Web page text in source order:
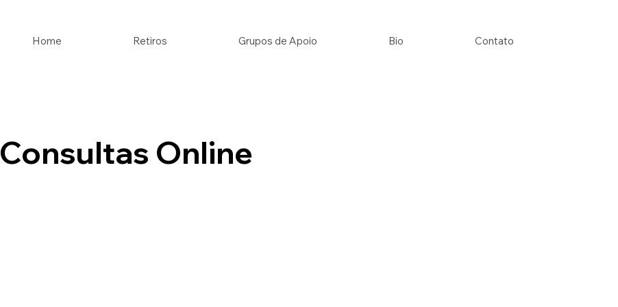
Home Retiros Grupos de Apoio Bio Contato
Consultas Online